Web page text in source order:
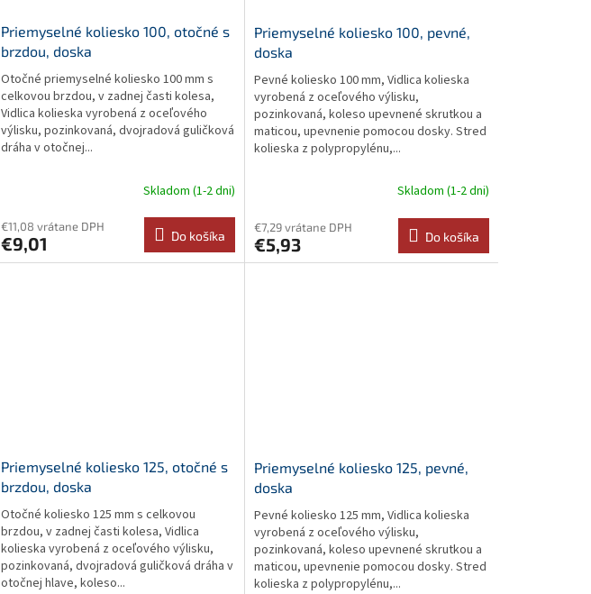
Priemyselné koliesko 100, otočné s
brzdou, doska
Otočné priemyselné koliesko 100 mm s
celkovou brzdou, v zadnej časti kolesa,
Vidlica kolieska vyrobená z oceľového
výlisku, pozinkovaná, dvojradová guličková
dráha v otočnej...
Skladom (1-2 dni)
€11,08 vrátane DPH
€9,01 Do košíka
Priemyselné koliesko 100, pevné,
doska
Pevné koliesko 100 mm, Vidlica kolieska
vyrobená z oceľového výlisku,
pozinkovaná, koleso upevnené skrutkou a
maticou, upevnenie pomocou dosky. Stred
kolieska z polypropylénu,...
Skladom (1-2 dni)
€7,29 vrátane DPH
€5,93 Do košíka
Priemyselné koliesko 125, otočné s
brzdou, doska
Otočné koliesko 125 mm s celkovou
brzdou, v zadnej časti kolesa, Vidlica
kolieska vyrobená z oceľového výlisku,
pozinkovaná, dvojradová guličková dráha v
otočnej hlave, koleso...
Priemyselné koliesko 125, pevné,
doska
Pevné koliesko 125 mm, Vidlica kolieska
vyrobená z oceľového výlisku,
pozinkovaná, koleso upevnené skrutkou a
maticou, upevnenie pomocou dosky. Stred
kolieska z polypropylénu,...